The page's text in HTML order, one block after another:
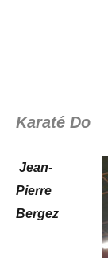
Karaté Do
Jean-
Pierre
Bergez